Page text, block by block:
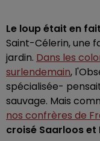
Le loup était en
Saint-Célerin, une
jardin. Dans les
surlendemain,
spécialisée-
sauvage. Mais
nos confrères de
croisé Saarloos et